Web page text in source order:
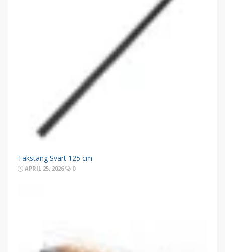
Takstang Svart 125 cm
APRIL 25, 2026 0